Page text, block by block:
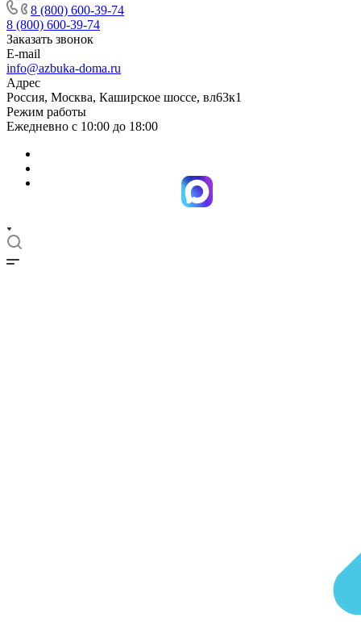
8 (800) 600-39-74
8 (800) 600-39-74
Заказать звонок
E-mail
info@azbuka-doma.ru
Адрес
Россия, Москва, Каширское шоссе, вл63к1
Режим работы
Ежедневно с 10:00 до 18:00